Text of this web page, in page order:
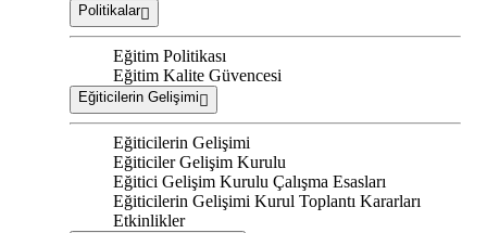
Politikalar
Eğitim Politikası
Eğitim Kalite Güvencesi
Eğiticilerin Gelişimi
Eğiticilerin Gelişimi
Eğiticiler Gelişim Kurulu
Eğitici Gelişim Kurulu Çalışma Esasları
Eğiticilerin Gelişimi Kurul Toplantı Kararları
Etkinlikler